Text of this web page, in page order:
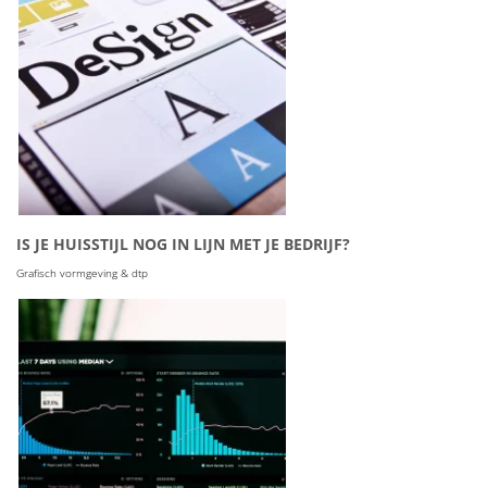
IS JE HUISSTIJL NOG IN LIJN MET JE BEDRIJF?
Grafisch vormgeving & dtp